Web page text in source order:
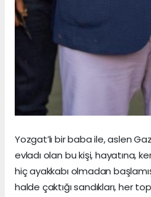
Yozgat’lı bir baba ile, aslen
evladı olan bu kişi, hayatına,
hiç ayakkabı olmadan
halde çaktığı sandıkları, her